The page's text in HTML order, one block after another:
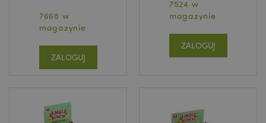
7668 w
magazynie
ZALOGUJ
7524 w
magazynie
ZALOGUJ